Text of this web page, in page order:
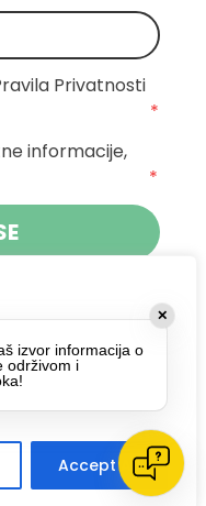
experience,
and analyze our
consent to our use
Accept All
Privatnosti
*
informacije,
*
za
te se
✕
izvor informacija o
održivom i